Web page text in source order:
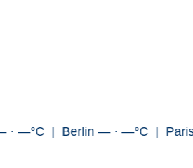
| Berlin — · —°C | Paris